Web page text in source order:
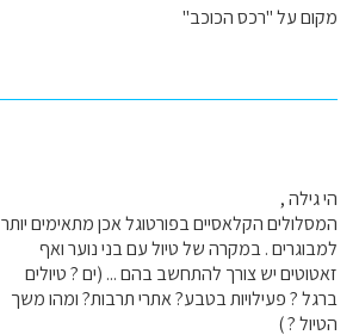
מקום על "רכס הכוכב"
הי גילה ,
המסלולים הקלאסיים בפורטוגל אכן מתאימים יותר
למבוגרים . במקרה של טיול עם בני נוער ואף
זאטוטים יש צורך להתחשב בהם ... (ים ? טיולים
ברגל ? פעילויות בטבע? אתרי תרבות? ומהו משך
הטיול ? )